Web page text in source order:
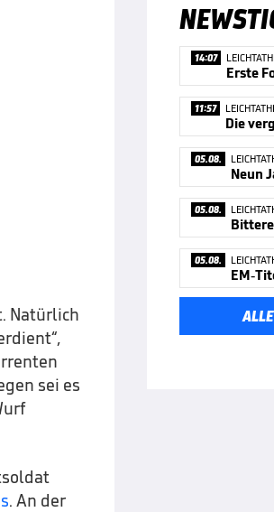
Natürlich
sei es
. An der
14:07
Erste
11:57
05.08.
05.08.
05.08.